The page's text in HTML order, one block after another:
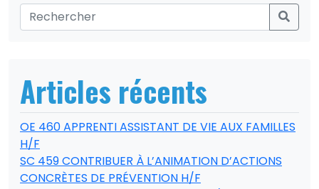
Articles récents
OE 460 APPRENTI ASSISTANT DE VIE AUX FAMILLES
H/F
SC 459 CONTRIBUER À L’ANIMATION D’ACTIONS
CONCRÈTES DE PRÉVENTION H/F